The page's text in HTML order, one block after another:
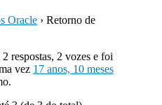
Oracle › Retorno de
respostas, 2 vozes e foi
vez 17 anos, 10 meses